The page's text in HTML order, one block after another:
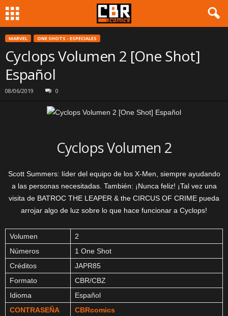
MARVEL ONE SHOTS - ESPECIALES
Cyclops Volumen 2 [One Shot]
Español
08/06/2019 0
Cyclops Volumen 2
Scott Summers: líder del equipo de los X-Men, siempre ayudando
a las personas necesitadas. También: ¡Nunca feliz! ¡Tal vez una
visita de BATROC THE LEAPER & the CIRCUS OF CRIME pueda
arrojar algo de luz sobre lo que hace funcionar a Cyclops!
Volumen
2
Números
1 One Shot
Créditos
JAPR85
Formato
CBR/CBZ
Idioma
Español
CONTRASEÑA
CBRcomics